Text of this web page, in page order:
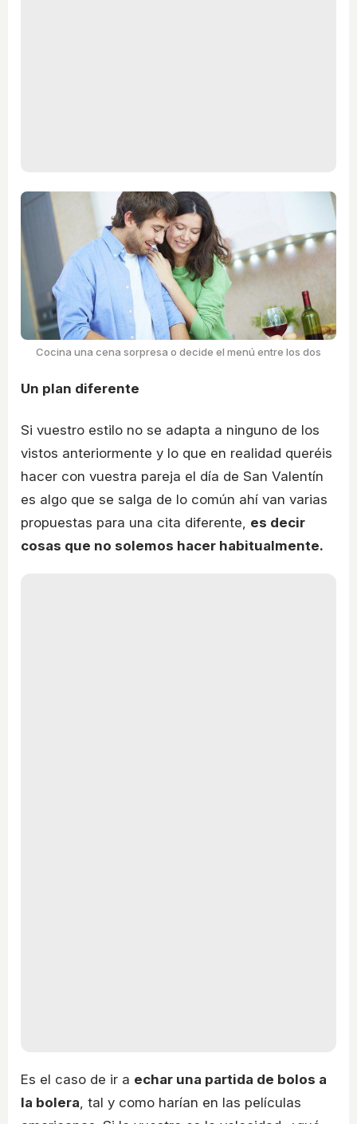
Cocina una cena sorpresa o decide el menú entre los dos
Un plan diferente
Si vuestro estilo no se adapta a ninguno de los
vistos anteriormente y lo que en realidad queréis
hacer con vuestra pareja el día de San Valentín
es algo que se salga de lo común ahí van varias
propuestas para una cita diferente, es decir
cosas que no solemos hacer habitualmente.
Es el caso de ir a echar una partida de bolos a
la bolera , tal y como harían en las películas